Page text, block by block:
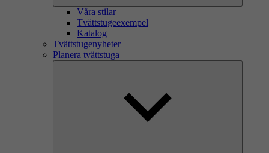
Våra stilar
Tvättstugeexempel
Katalog
Tvättstugenyheter
Planera tvättstuga